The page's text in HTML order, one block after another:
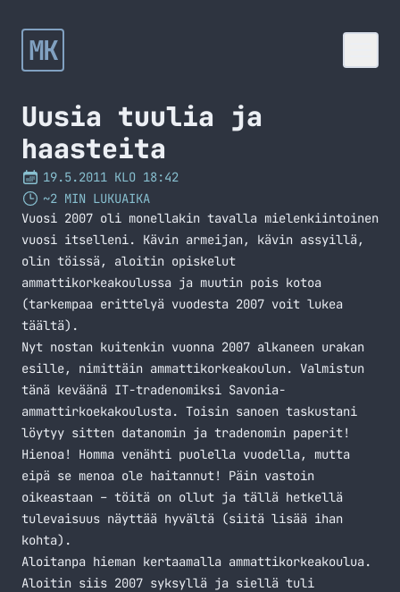
MK
Uusia tuulia ja
haasteita
19.5.2011 KLO 18:42
~2 MIN LUKUAIKA
Vuosi 2007 oli monellakin tavalla mielenkiintoinen
vuosi itselleni. Kävin armeijan, kävin assyillä,
olin töissä, aloitin opiskelut
ammattikorkeakoulussa ja muutin pois kotoa
(tarkempaa erittelyä vuodesta 2007 voit lukea
täältä).
Nyt nostan kuitenkin vuonna 2007 alkaneen urakan
esille, nimittäin ammattikorkeakoulun. Valmistun
tänä keväänä IT-tradenomiksi Savonia-
ammattirkoekakoulusta. Toisin sanoen taskustani
löytyy sitten datanomin ja tradenomin paperit!
Hienoa! Homma venähti puolella vuodella, mutta
eipä se menoa ole haitannut! Päin vastoin
oikeastaan – töitä on ollut ja tällä hetkellä
tulevaisuus näyttää hyvältä (siitä lisää ihan
kohta).
Aloitanpa hieman kertaamalla ammattikorkeakoulua.
Aloitin siis 2007 syksyllä ja siellä tuli